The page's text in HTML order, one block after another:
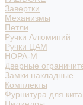
Завертки
Механизмы
Петли
Ручки Алюминий
Ручки ЦАМ
НОРА-М
Дверные
Замки накладные
Комплекты
Фурнитура для